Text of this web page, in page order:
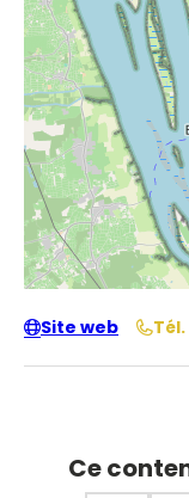
Site web Tél.
Ce